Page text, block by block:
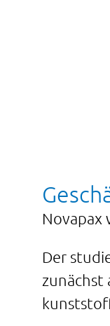
Novapax
Der
zunächst